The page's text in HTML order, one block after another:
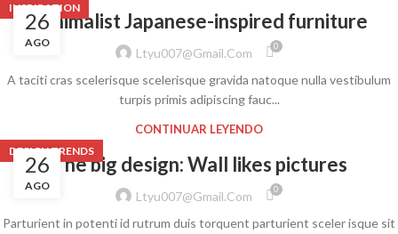
26
AGO
INSPIRATION
Minimalist Japanese-inspired furniture
Ltyu007@gmail.com 0
A taciti cras scelerisque scelerisque gravida natoque nulla vestibulum
turpis primis adipiscing fauc...
CONTINUAR LEYENDO
26
AGO
DESIGN TRENDS
The big design: Wall likes pictures
Ltyu007@gmail.com 0
Parturient in potenti id rutrum duis torquent parturient sceler isque sit